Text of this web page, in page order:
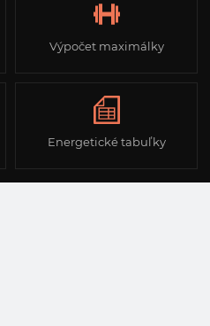
Výpočet maximálky
Energetické tabuľky